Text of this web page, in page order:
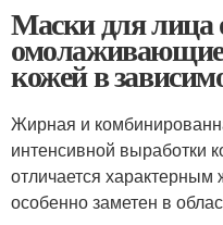
Маски для
кожей в
Жирная и
интенсивной выработки
отличается
особенно заметен в